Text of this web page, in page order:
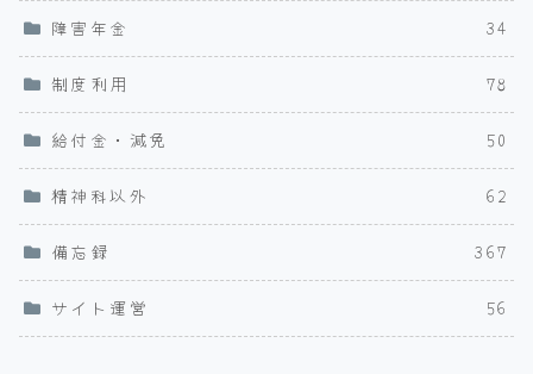
障害年金 34
制度利用 78
給付金・減免 50
精神科以外 62
備忘録 367
サイト運営 56